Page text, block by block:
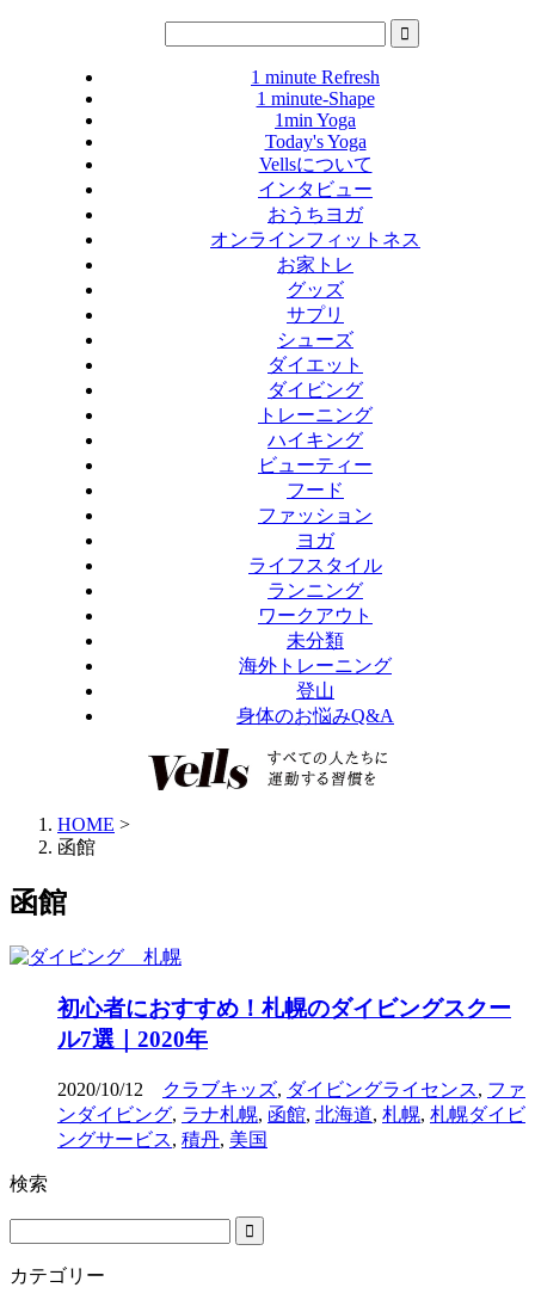
1 minute Refresh
1 minute-Shape
1min Yoga
Today's Yoga
Vellsについて
インタビュー
おうちヨガ
オンラインフィットネス
お家トレ
グッズ
サプリ
シューズ
ダイエット
ダイビング
トレーニング
ハイキング
ビューティー
フード
ファッション
ヨガ
ライフスタイル
ランニング
ワークアウト
未分類
海外トレーニング
登山
身体のお悩みQ&A
HOME >
函館
函館
初心者におすすめ！札幌のダイビングスクー
ル7選｜2020年
2020/10/12 クラブキッズ, ダイビングライセンス, ファ
ンダイビング, ラナ札幌, 函館, 北海道, 札幌, 札幌ダイビ
ングサービス, 積丹, 美国
検索
カテゴリー